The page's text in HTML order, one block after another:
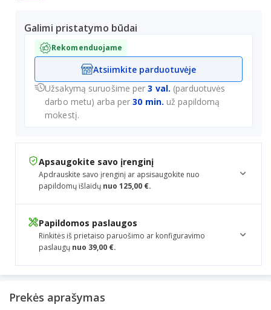
Galimi pristatymo būdai
Rekomenduojame
Atsiimkite parduotuvėje
Užsakymą suruošime per3 val. (parduotuvės
darbo metu) arba per30 min. už papildomą
mokestį.
Apsaugokite savo įrenginį
Apdrauskite savo įrenginį ar apsisaugokite nuo
papildomų išlaidų nuo 125,00 €.
Papildomos paslaugos
Rinkitės iš prietaiso paruošimo ar konfiguravimo
paslaugų nuo 39,00 €.
Prekės aprašymas